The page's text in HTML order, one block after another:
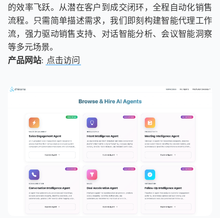
的效率飞跃。从潜在客户到成交闭环，全程自动化销售
流程。只需简单描述需求，我们即刻构建智能代理工作
流，强力驱动销售支持、对话智能分析、会议智能洞察
等多元场景。
产品网站: 点击访问